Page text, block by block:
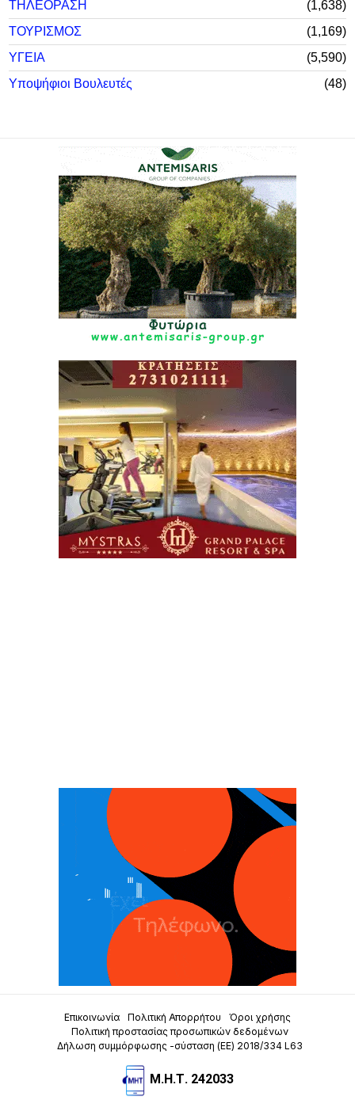
ΤΗΛΕΟΡΑΣΗ
1,638
ΤΟΥΡΙΣΜΟΣ
1,169
ΥΓΕΙΑ
5,590
Υποψήφιοι Βουλευτές
48
Επικοινωνία Πολιτική Απορρήτου
Όροι χρήσης
Πολιτική προστασίας προσωπικών δεδομένων
Δήλωση συμμόρφωσης -σύσταση (ΕΕ) 2018/334 L63
Μ.Η.Τ. 242033